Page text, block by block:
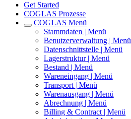
Get Started
COGLAS Prozesse
COGLAS Menü
Stammdaten | Menü
Benutzerverwaltung | Menü
Datenschnittstelle | Menü
Lagerstruktur | Menü
Bestand | Menü
Wareneingang | Menü
Transport | Menü
Warenausgang | Menü
Abrechnung | Menü
Billing & Contract | Menü